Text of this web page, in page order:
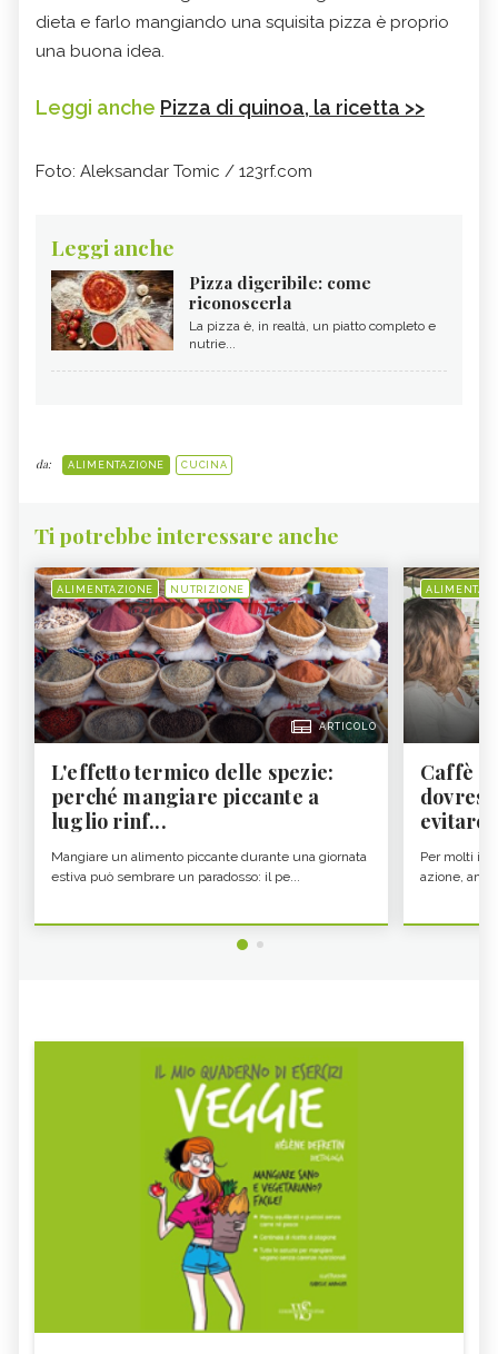
dieta e farlo mangiando una squisita pizza è proprio
una buona idea.
Leggi anche Pizza di quinoa, la ricetta >>
Foto: Aleksandar Tomic / 123rf.com
Leggi anche
Pizza digeribile: come
riconoscerla
La pizza è, in realtà, un piatto completo e
nutrie...
da: ALIMENTAZIONE CUCINA
Ti potrebbe interessare anche
ALIMENTAZIONE NUTRIZIONE
ARTICOLO
L'effetto termico delle spezie:
perché mangiare piccante a
luglio rinf...
Mangiare un alimento piccante durante una giornata
estiva può sembrare un paradosso: il pe...
Caffè
evitare
Per molti il
azione,